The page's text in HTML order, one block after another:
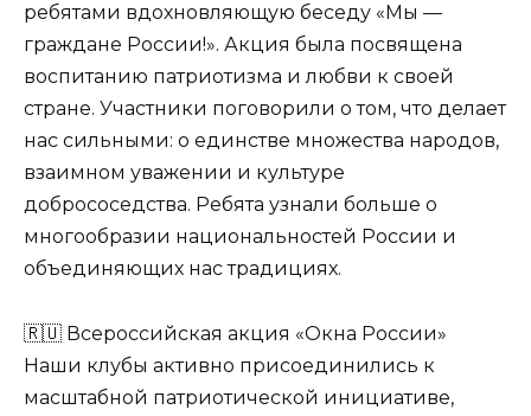
ребятами вдохновляющую беседу «Мы —
граждане России!». Акция была посвящена
воспитанию патриотизма и любви к своей
стране. Участники поговорили о том, что делает
нас сильными: о единстве множества народов,
взаимном уважении и культуре
добрососедства. Ребята узнали больше о
многообразии национальностей России и
объединяющих нас традициях.
🇷🇺 Всероссийская акция «Окна России»
Наши клубы активно присоединились к
масштабной патриотической инициативе,